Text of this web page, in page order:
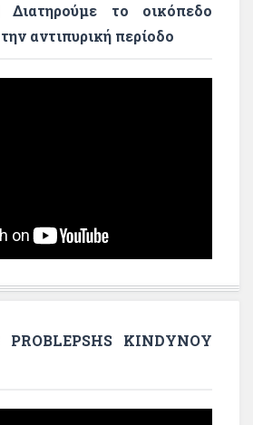
Διατηρούμε το οικόπεδο
αντιπυρική περίοδο
KINDYNOY